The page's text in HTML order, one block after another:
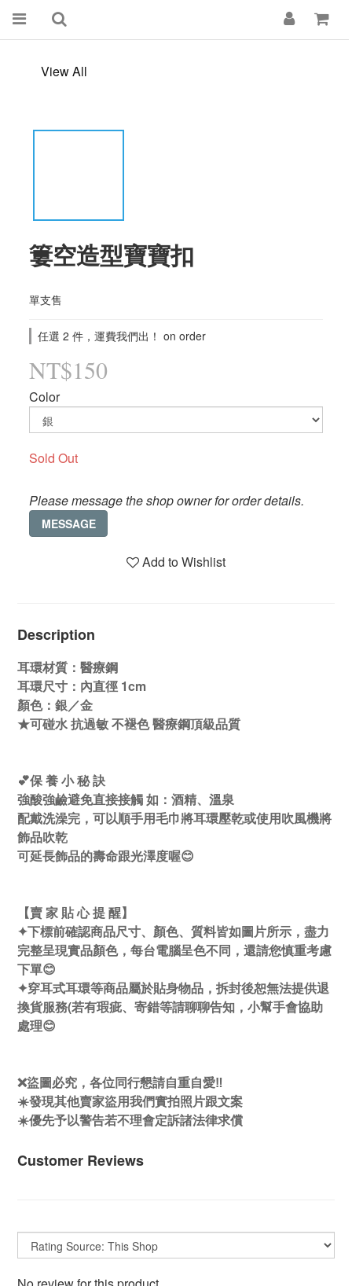
View All
簍空造型寶寶扣
單支售
任選 2 件，運費我們出！ on order
NT$150
Color
Sold Out
Please message the shop owner for order details.
MESSAGE
Add to Wishlist
Description
耳環材質：醫療鋼
耳環尺寸：內直徑 1cm
顏色：銀／金
★可碰水 抗過敏 不褪色 醫療鋼頂級品質
💕保 養 小 秘 訣
強酸強鹼避免直接接觸 如：酒精、溫泉
配戴洗澡完，可以順手用毛巾將耳環壓乾或使用吹風機將
飾品吹乾
可延長飾品的壽命跟光澤度喔😊
【賣 家 貼 心 提 醒】
✦下標前確認商品尺寸、顏色、質料皆如圖片所示，盡力
完整呈現實品顏色，每台電腦呈色不同，還請您慎重考慮
下單😊
✦穿耳式耳環等商品屬於貼身物品，拆封後恕無法提供退
換貨服務(若有瑕疵、寄錯等請聊聊告知，小幫手會協助
處理😊
❌盜圖必究，各位同行懇請自重自愛‼️
☀️發現其他賣家盜用我們實拍照片跟文案
☀️優先予以警告若不理會定訴諸法律求償
Customer Reviews